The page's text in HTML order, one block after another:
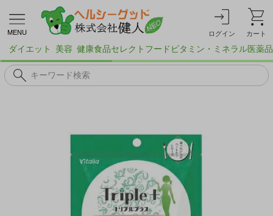
MENU ログイン カート
ダイエット 美容 健康食品セレクトフード ビタミン・ミネラル医薬品